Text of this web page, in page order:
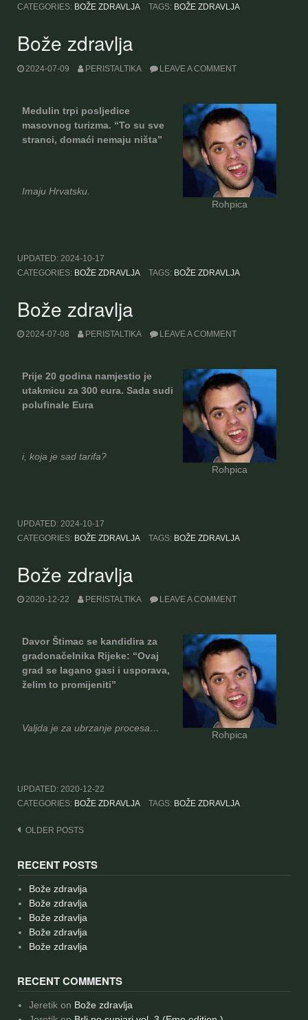
CATEGORIES: BOŽE ZDRAVLJA TAGS: BOŽE ZDRAVLJA
Bože zdravlja
2024-07-09 PERISTALTIKA LEAVE A COMMENT
Medulin trpi posljedice
masovnog turizma. “To su sve
stranci, domaći nemaju ništa”
Rohpica
Imaju Hrvatsku.
UPDATED: 2024-10-17
CATEGORIES: BOŽE ZDRAVLJA TAGS: BOŽE ZDRAVLJA
Bože zdravlja
2024-07-08 PERISTALTIKA LEAVE A COMMENT
Prije 20 godina namjestio je
utakmicu za 300 eura. Sada sudi
polufinale Eura
Rohpica
i, koja je sad tarifa?
UPDATED: 2024-10-17
CATEGORIES: BOŽE ZDRAVLJA TAGS: BOŽE ZDRAVLJA
Bože zdravlja
2020-12-22 PERISTALTIKA LEAVE A COMMENT
Davor Štimac se kandidira za
gradonačelnika Rijeke: “Ovaj
grad se lagano gasi i usporava,
želim to promijeniti”
Rohpica
Valjda je za ubrzanje procesa…
UPDATED: 2020-12-22
CATEGORIES: BOŽE ZDRAVLJA TAGS: BOŽE ZDRAVLJA
Posts
OLDER POSTS
RECENT POSTS
Bože zdravlja
Bože zdravlja
Bože zdravlja
Bože zdravlja
Bože zdravlja
RECENT COMMENTS
Jeretikon Bože zdravlja